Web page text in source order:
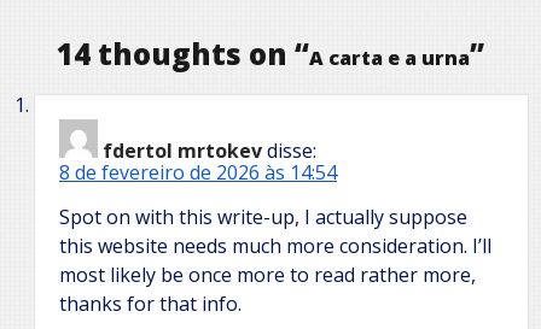
14 thoughts on “A carta e a urna”
fdertol mrtokevdisse:
8 de fevereiro de 2026 às 14:54
Spot on with this write-up, I actually suppose
this website needs much more consideration. I’ll
most likely be once more to read rather more,
thanks for that info.